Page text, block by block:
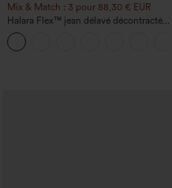
Mix & Match : 3 pour 88,30 € EUR
Halara Flex™ jean délavé décontracté
taille haute à poches, coupe baggy à
jambe large